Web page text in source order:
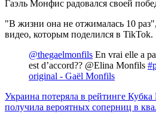
Гаэль Монфис радовался своей
"В жизни она не отжималась 10
видео, которым поделился в TikTok.
@thegaelmonfils En vrai elle a
est d’accord?? @Elina Monfils
original - Gaël Monfils
Украина потеряла в рейтинге
получила вероятных соперниц в